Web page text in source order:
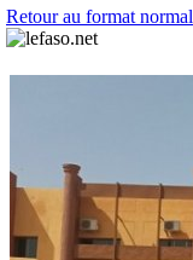
Retour au format normal